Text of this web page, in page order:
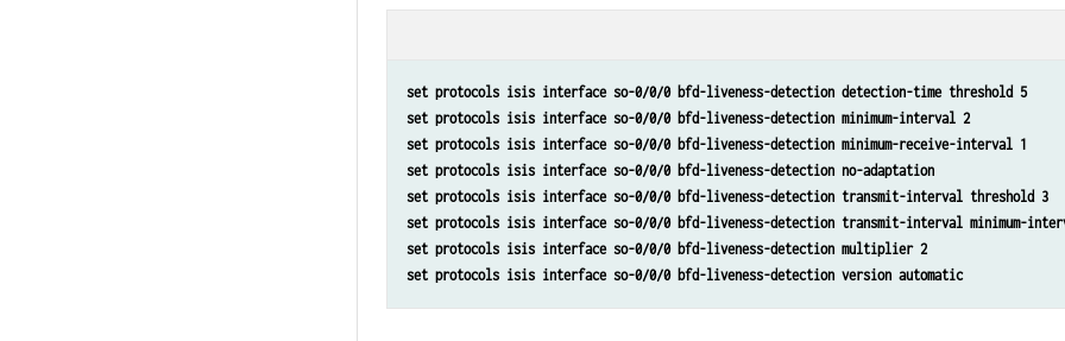
set protocols isis interface so-0/0/0 bfd-liveness-detection detection-time threshold 5
set protocols isis interface so-0/0/0 bfd-liveness-detection minimum-interval 2
set protocols isis interface so-0/0/0 bfd-liveness-detection minimum-receive-interval 1
set protocols isis interface so-0/0/0 bfd-liveness-detection no-adaptation
set protocols isis interface so-0/0/0 bfd-liveness-detection transmit-interval threshold 3
set protocols isis interface so-0/0/0 bfd-liveness-detection transmit-interval minimum-
set protocols isis interface so-0/0/0 bfd-liveness-detection multiplier 2
set protocols isis interface so-0/0/0 bfd-liveness-detection version automatic